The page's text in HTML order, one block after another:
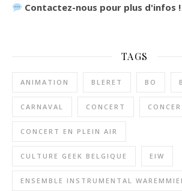
Contactez-nous pour plus d'infos !
TAGS
ANIMATION BLERET BO
CARNAVAL CONCERT
CONCERT EN PLEIN AIR
CULTURE GEEK BELGIQUE EIW
ENSEMBLE INSTRUMENTAL